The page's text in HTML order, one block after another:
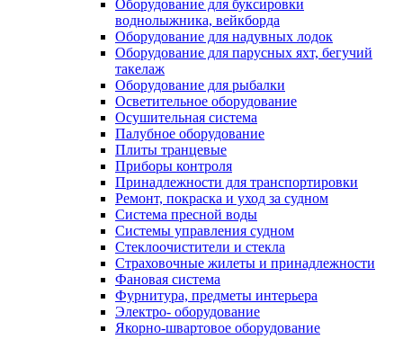
Оборудование для буксировки
воднолыжника, вейкборда
Оборудование для надувных лодок
Оборудование для парусных яхт, бегучий
такелаж
Оборудование для рыбалки
Осветительное оборудование
Осушительная система
Палубное оборудование
Плиты транцевые
Приборы контроля
Принадлежности для транспортировки
Ремонт, покраска и уход за судном
Система пресной воды
Системы управления судном
Стеклоочистители и стекла
Страховочные жилеты и принадлежности
Фановая система
Фурнитура, предметы интерьера
Электро- оборудование
Якорно-швартовое оборудование